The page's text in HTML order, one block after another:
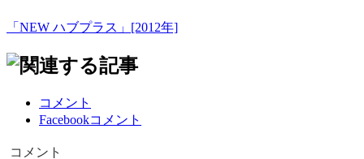
「NEW ハブプラス」[2012年]
コメント
Facebookコメント